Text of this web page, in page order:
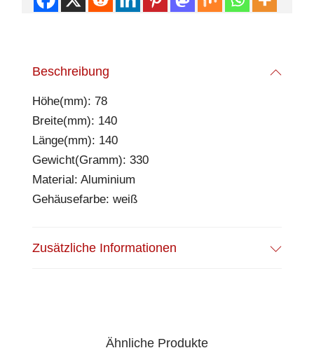
Beschreibung
Höhe(mm): 78
Breite(mm): 140
Länge(mm): 140
Gewicht(Gramm): 330
Material: Aluminium
Gehäusefarbe: weiß
Zusätzliche Informationen
Ähnliche Produkte